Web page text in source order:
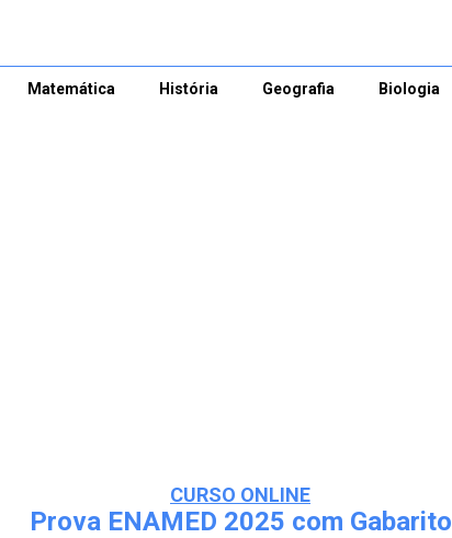
Matemática História Geografia Biologia
CURSO ONLINE
Prova ENAMED 2025 com Gabarito